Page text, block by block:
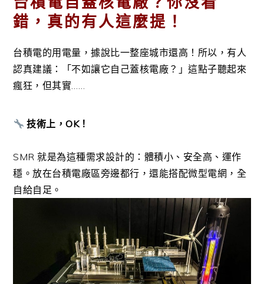
錯，真的有人這麼提！
台積電的用電量，據說比一整座城市還高！所以，有人
認真建議：「不如讓它自己蓋核電廠？」這點子聽起來
瘋狂，但其實……
技術上，OK！
SMR 就是為這種需求設計的：體積小、安全高、運作
穩。放在台積電廠區旁邊都行，還能搭配微型電網，全
自給自足。